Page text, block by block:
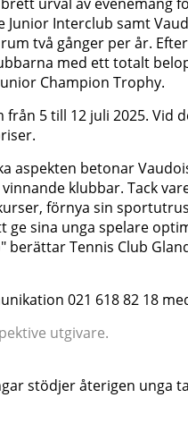
Junior Interclub samt
två gånger per år.
med ett totalt
Champion Trophy.
5 till 12 juli 2025. Vid
aspekten betonar
klubbar. Tack
förnya sin
sina unga spelare
Tennis Club
021 618 82 18
utgivare.
stödjer återigen unga